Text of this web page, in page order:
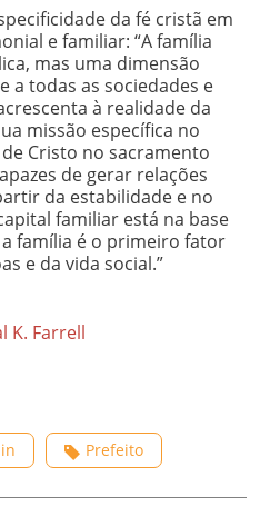
da fé cristã em
e familiar: “A família
mas uma dimensão
a todas as sociedades e
à realidade da
missão específica no
Cristo no sacramento
de gerar relações
da estabilidade e no
familiar está na base
família é o primeiro fator
e da vida social.”
K. Farrell
Prefeito